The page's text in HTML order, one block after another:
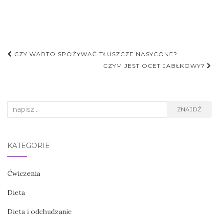
Nawigacja
CZY WARTO SPOŻYWAĆ TŁUSZCZE NASYCONE?
CZYM JEST OCET JABŁKOWY?
Search
ZNAJDŹ
KATEGORIE
Ćwiczenia
Dieta
Dieta i odchudzanie